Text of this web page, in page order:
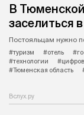
В
заселиться
Постояльцам нужно
#туризм
#отель
#технологии
#Тюменская область
Вслух.ру